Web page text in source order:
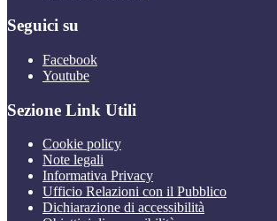
Seguici su
Facebook
Youtube
Sezione Link Utili
Cookie policy
Note legali
Informativa Privacy
Ufficio Relazioni con il Pubblico
Dichiarazione di accessibilità